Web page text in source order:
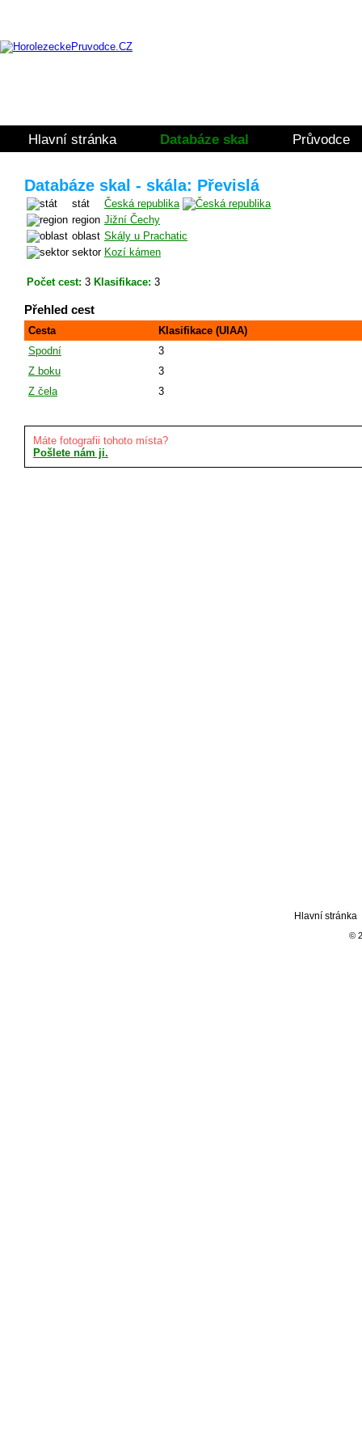
Hlavní stránka Databáze skal Průvodce
Databáze skal - skála: Převislá
stát
Česká republika
region Jižní Čechy
oblast Skály u Prachatic
sektor Kozí kámen
Počet cest: 3 Klasifikace: 3
Přehled cest
Cesta
Klasifikace (UIAA)
Spodní
3
Z boku
3
Z čela
3
Máte fotografii tohoto místa?
Pošlete nám ji.
Hlavní stránka
©